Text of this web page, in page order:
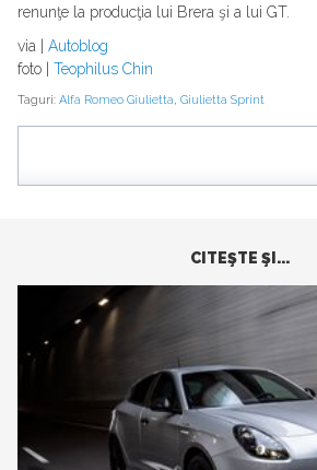
renunţe la producţia lui Brera şi a lui GT.
via | Autoblog
foto | Teophilus Chin
Taguri: Alfa Romeo Giulietta, Giulietta Sprint
CITEŞTE ŞI...